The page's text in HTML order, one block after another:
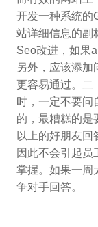
开发一种系统的
站详细信息的副
Seo改进，如果
另外，应该添加
更容易通过。二
时，一定不要问
的，最糟糕的是
以上的好朋友回
因此不会引起员
掌握。如果一周
争对手回答。